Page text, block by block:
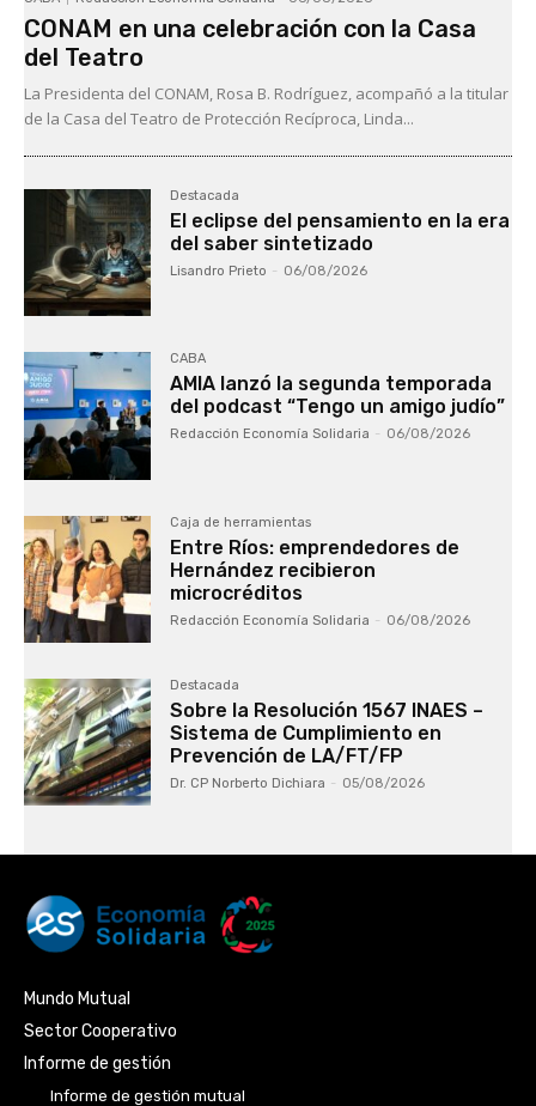
CONAM en una celebración con la Casa
del Teatro
La Presidenta del CONAM, Rosa B. Rodríguez, acompañó a la titular
de la Casa del Teatro de Protección Recíproca, Linda...
Destacada
El eclipse del pensamiento en la era
del saber sintetizado
Lisandro Prieto - 06/08/2026
CABA
AMIA lanzó la segunda temporada
del podcast “Tengo un amigo judío”
Redacción Economía Solidaria - 06/08/2026
Caja de herramientas
Entre Ríos: emprendedores de
Hernández recibieron
microcréditos
Redacción Economía Solidaria - 06/08/2026
Destacada
Sobre la Resolución 1567 INAES –
Sistema de Cumplimiento en
Prevención de LA/FT/FP
Dr. CP Norberto Dichiara - 05/08/2026
Mundo Mutual
Sector Cooperativo
Informe de gestión
Informe de gestión mutual